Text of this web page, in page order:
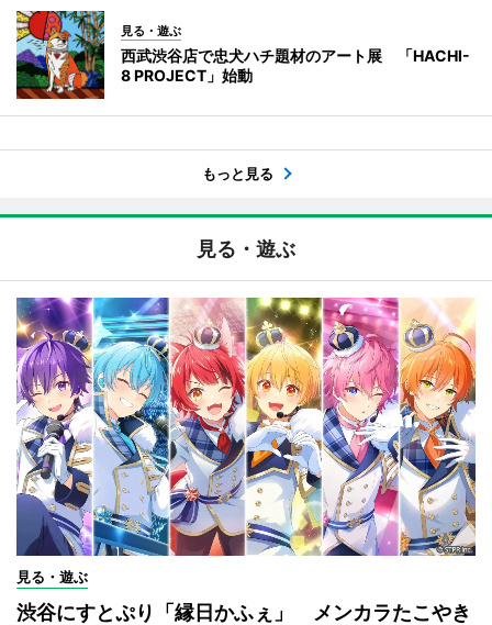
見る・遊ぶ
西武渋谷店で忠犬ハチ題材のアート展 「HACHI-
8 PROJECT」始動
もっと見る
見る・遊ぶ
見る・遊ぶ
渋谷にすとぷり「縁日かふぇ」 メンカラたこやき